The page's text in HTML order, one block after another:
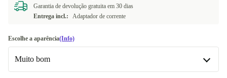
Garantia de devolução gratuita em 30 dias
Entrega incl.:
Adaptador de corrente
Escolhe a aparência(Info)
Muito bom